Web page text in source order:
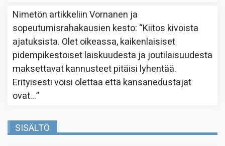
Nimetön artikkeliinVornanen ja
sopeutumisrahakausien kesto: “Kiitos kivoista
ajatuksista. Olet oikeassa, kaikenlaisiset
pidempikestoiset laiskuudesta ja joutilaisuudesta
maksettavat kannusteet pitäisi lyhentää.
Erityisesti voisi olettaa että kansanedustajat
ovat…”
SISÄLTÖ